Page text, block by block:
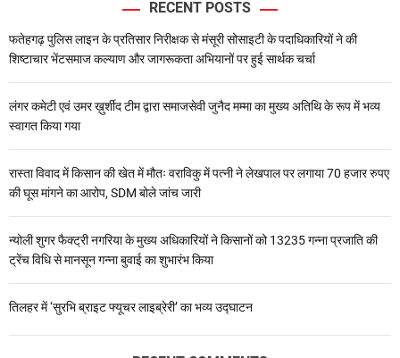
RECENT POSTS
फतेहगढ़ पुलिस लाइन के प्रतिसार निरीक्षक से मंसूरी सोसाइटी के पदाधिकारियों ने की
शिष्टाचार भेंटसमाज कल्याण और जागरूकता अभियानों पर हुई सार्थक चर्चा
लंगर कमेटी एवं उमर ख़ुर्शीद टीम द्वारा समाजसेवी जुनैद मम्मा का मुख्य अतिथि के रूप में भव्य
स्वागत किया गया
रास्ता विवाद में किसान की खेत में मौतः वराविकु में पत्नी ने लेखपाल पर लगाया 70 हजार रुपए
की घूस मांगने का आरोप, SDM बोले जांच जारी
न्योली शुगर फैक्ट्री नगरिया के मुख्य अधिकारियों ने किसानों को 13235 गन्ना प्रजाति की
ट्रेंच विधि से मानसून गन्ना बुवाई का शुभारंभ किया
तिलहर में ‘सुरभि ब्राइट फ्यूचर लाइब्रेरी’ का भव्य उद्घाटन